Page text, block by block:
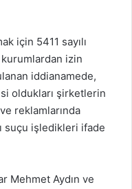
için 5411 sayılı
izin
iddianamede,
oldukları şirketlerin
reklamlarında
suçu işledikleri ifade
Mehmet Aydın ve